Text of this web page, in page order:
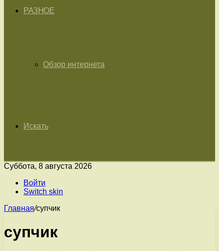
РАЗНОЕ
Обзор интернета
Искать
Суббота, 8 августа 2026
Войти
Switch skin
Главная/супчик
супчик